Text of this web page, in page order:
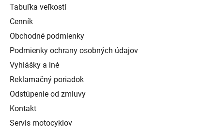
Tabuľka veľkostí
Cenník
Obchodné podmienky
Podmienky ochrany osobných údajov
Vyhlášky a iné
Reklamačný poriadok
Odstúpenie od zmluvy
Kontakt
Servis motocyklov